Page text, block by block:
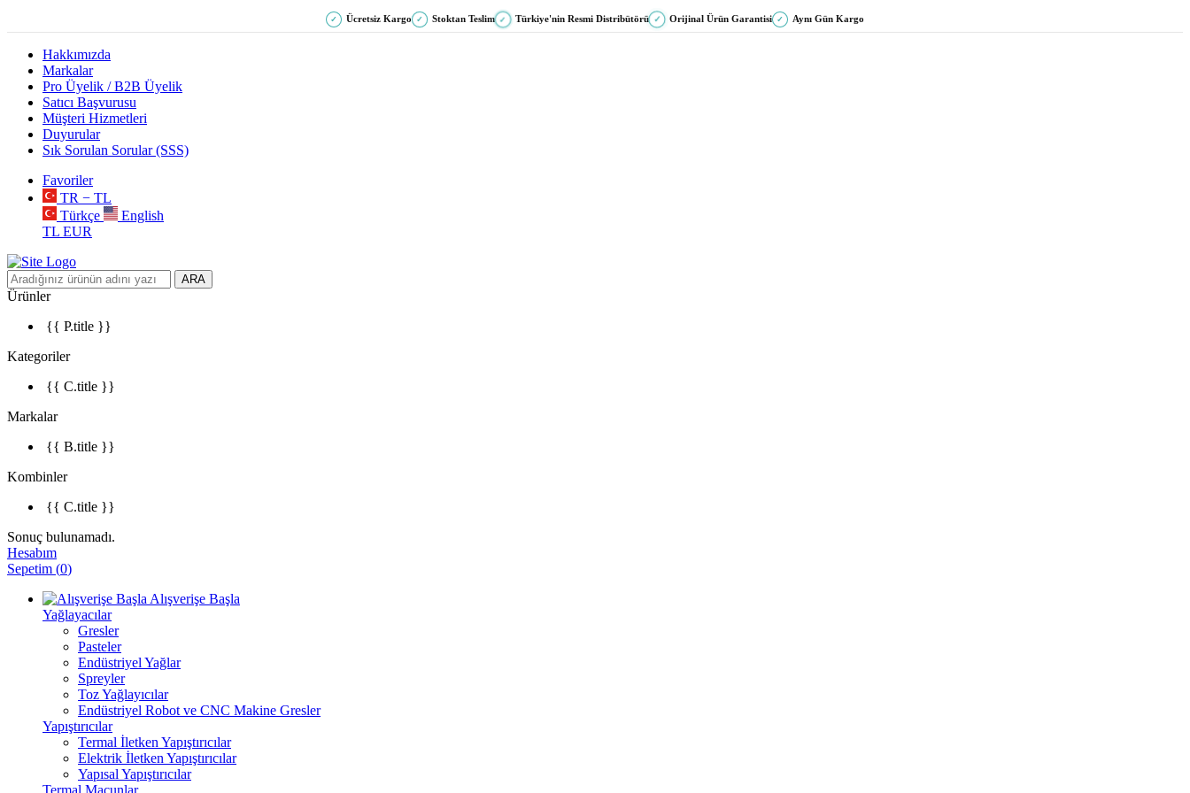
✓ Ücretsiz Kargo ✓ Stoktan Teslim ✓ Türkiye'nin Resmi Distribütörü ✓ Orijinal Ürün Garantisi ✓ Aynı Gün Kargo
Hakkımızda
Markalar
Pro Üyelik / B2B Üyelik
Satıcı Başvurusu
Müşteri Hizmetleri
Duyurular
Sık Sorulan Sorular (SSS)
Favoriler
TR − TL
Türkçe
English
TL EUR
ARA
Ürünler
{{ P.title }}
Kategoriler
{{ C.title }}
Markalar
{{ B.title }}
Kombinler
{{ C.title }}
Sonuç bulunamadı.
Hesabım
Sepetim (0)
Alışverişe Başla
Yağlayacılar
Gresler
Pasteler
Endüstriyel Yağlar
Spreyler
Toz Yağlayıcılar
Endüstriyel Robot ve CNC Makine Gresler
Yapıştırıcılar
Termal İletken Yapıştırıcılar
Elektrik İletken Yapıştırıcılar
Yapısal Yapıştırıcılar
Termal Macunlar